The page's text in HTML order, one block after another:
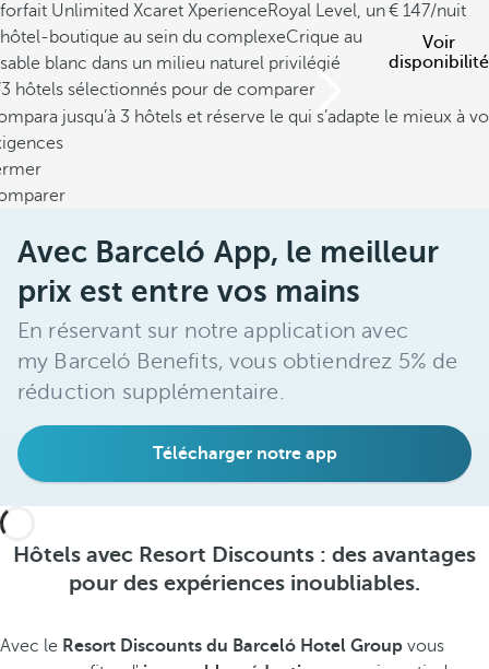
forfait Unlimited Xcaret XperienceRoyal Level, un
hôtel-boutique au sein du complexeCrique au
sable blanc dans un milieu naturel privilégié
147/nuit
Voir
disponibilité
hôtels sélectionnés pour de comparer
jusqu’à 3 hôtels et réserve le qui s’adapte le mieux à
Avec Barceló App, le meilleur
prix est entre vos mains
En réservant sur notre application avec
my Barceló Benefits, vous obtiendrez 5% de
réduction supplémentaire.
Télécharger notre app
Hôtels avec Resort Discounts : des avantages
pour des expériences inoubliables.
Avec le Resort Discounts du Barceló Hotel Group vous